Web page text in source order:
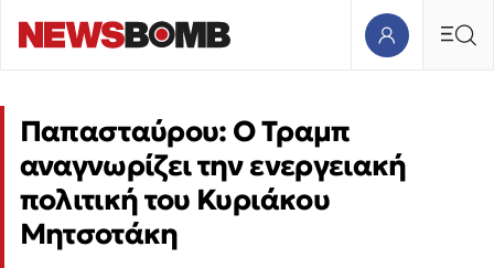
Παπασταύρου: Ο Τραμπ
αναγνωρίζει την ενεργειακή
πολιτική του Κυριάκου
Μητσοτάκη